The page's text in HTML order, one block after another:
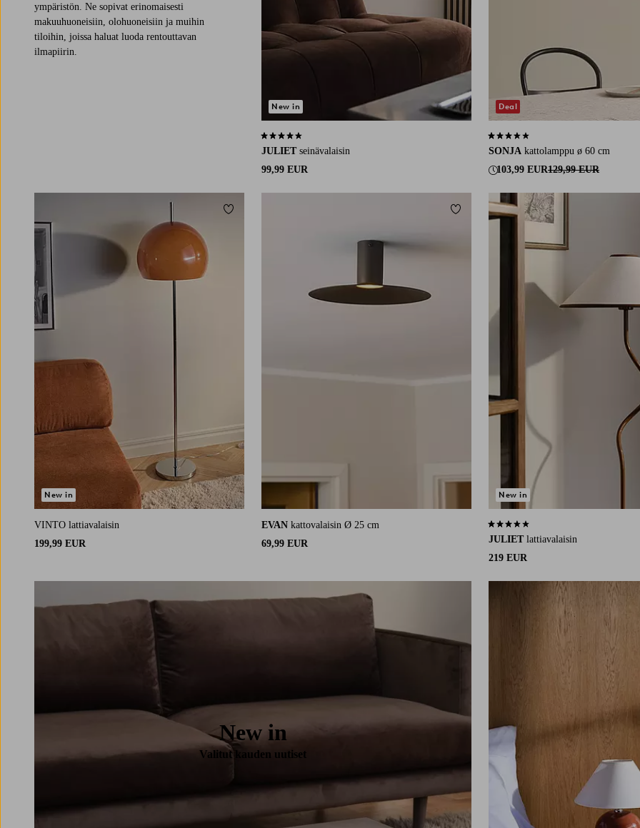
ympäristön. Ne sopivat erinomaisesti
makuuhuoneisiin, olohuoneisiin ja muihin
tiloihin, joissa haluat luoda rentouttavan
ilmapiirin.
JULIET seinävalaisin
99,99 EUR
4,3 perustuen 14 arvosanaan
New in
SONJA kattolamppu ø 60 cm
103,99 EUR129,99 EUR
3,3 perustuen 23 arvosanaan
Deal
VINTO lattiavalaisin
199,99 EUR
New in
Lisää suosikkeihin
EVAN kattovalaisin Ø 25 cm
69,99 EUR
Lisää suosikkeihin
JULIET lattiavalaisin
219 EUR
3,4 perustuen 10 arvosanaan
New in
New in
Valitut kauden uutiset